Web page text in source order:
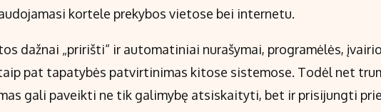
kortele prekybos vietose bei internetu.
dažnai „pririšti“ ir automatiniai nurašymai, programėlės,
pat tapatybės patvirtinimas kitose sistemose. Todėl net
gali paveikti ne tik galimybę atsiskaityti, bet ir prisijungti